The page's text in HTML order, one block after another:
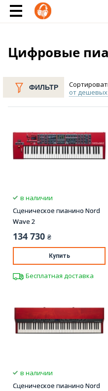
Телефон
Цифровые
ФИЛЬТР
от дешевых
в наличии
Сценическое пианино Nord
Wave 2
134 730 ₴
Купить
Бесплатная доставка
в наличии
Сценическое пианино Nord